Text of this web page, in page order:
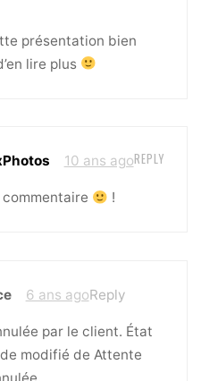
présentation bien
lire plus
10 ans agoREPLY
!
6 ans agoReply
par le client. État
modifié de Attente